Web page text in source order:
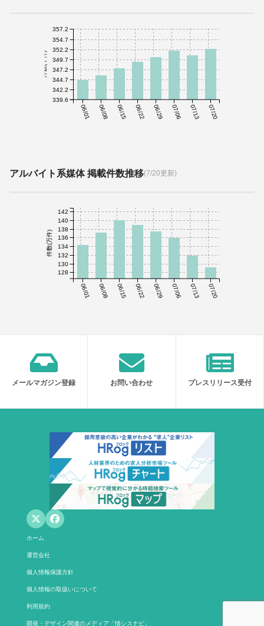
06/01 06/08 06/15 06/22 06/29 07/06 07/13 07/20
件数(千件)
339.6
342.2
344.7
347.2
349.7
352.2
354.7
357.2
アルバイト系媒体 掲載件数推移(7/20更新)
06/01 06/08 06/15 06/22 06/29 07/06 07/13 07/20
件数(万件)
128
130
132
134
136
138
140
142
メールマガジン登録 お問い合わせ プレスリリース受付
ホーム
運営会社
個人情報保護方針
個人情報の取扱いについて
利用規約
開発・デザイン関連のメディア「情シスナビ」